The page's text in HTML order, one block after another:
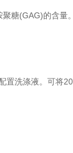
糖(GAG)的含量
置洗涤液。可将